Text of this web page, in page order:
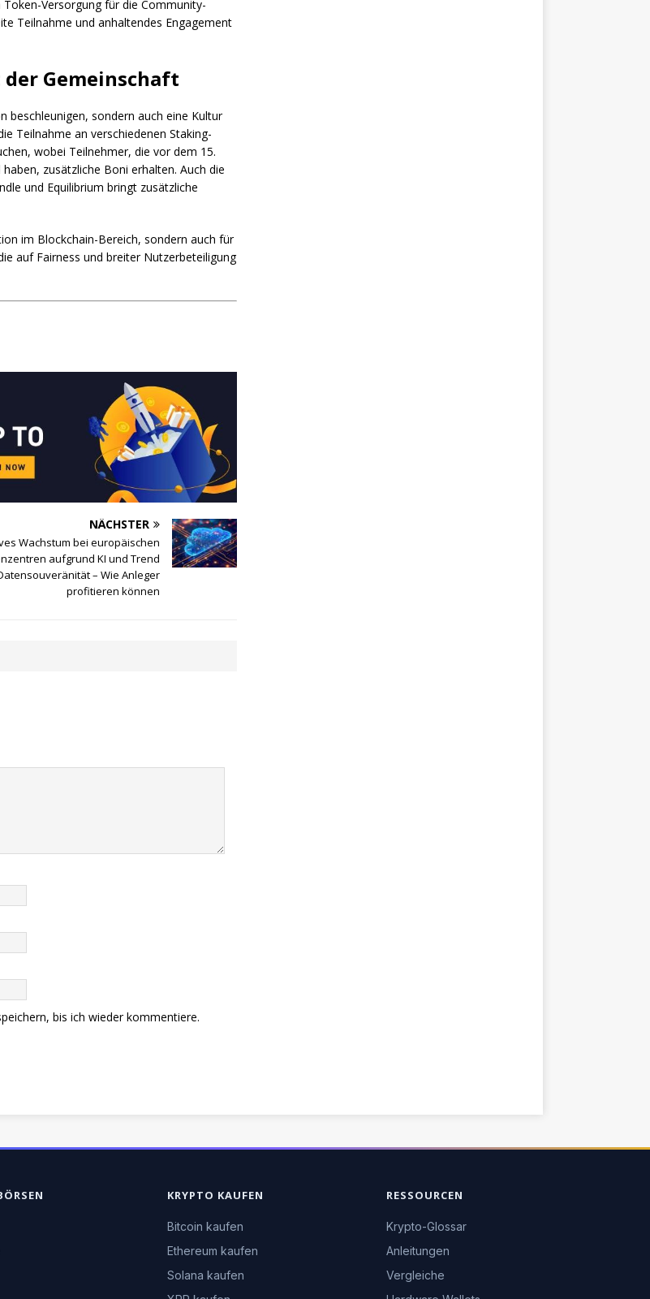
Versorgung für die Community-
Teilnahme und anhaltendes Engagement
Gemeinschaft
beschleunigen, sondern auch eine Kultur
Teilnahme an verschiedenen Staking-
wobei Teilnehmer, die vor dem 15.
zusätzliche Boni erhalten. Auch die
und Equilibrium bringt zusätzliche
im Blockchain-Bereich, sondern auch für
auf Fairness und breiter Nutzerbeteiligung
NÄCHSTER
Wachstum bei europäischen
aufgrund KI und Trend
– Wie Anleger
profitieren können
bis ich wieder kommentiere.
KRYPTO KAUFEN
Bitcoin kaufen
Ethereum kaufen
Solana kaufen
RESSOURCEN
Krypto-Glossar
Anleitungen
Vergleiche